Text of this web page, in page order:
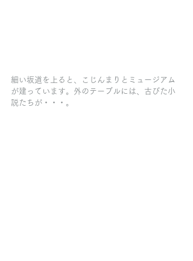
細い坂道を上ると、こじんまりとミュージアム
が建っています。外のテーブルには、古びた小
説たちが・・・。